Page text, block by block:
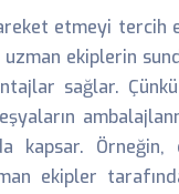
etmeyi tercih
ekiplerin
sağlar.
kapsar. Örneğin,
ekipler